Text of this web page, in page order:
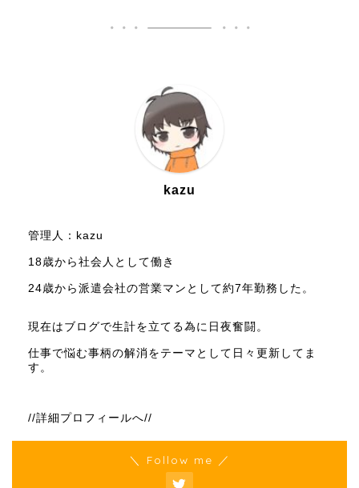
kazu
管理人：kazu
18歳から社会人として働き
24歳から派遣会社の営業マンとして約7年勤務した。
現在はブログで生計を立てる為に日夜奮闘。
仕事で悩む事柄の解消をテーマとして日々更新してま
す。
//詳細プロフィールへ//
＼ Follow me ／